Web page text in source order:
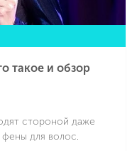
такое и обзор
стороной даже
для волос.